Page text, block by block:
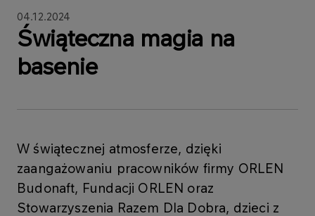
04.12.2024
Świąteczna magia na
basenie
W świątecznej atmosferze, dzięki
zaangażowaniu pracowników firmy ORLEN
Budonaft, Fundacji ORLEN oraz
Stowarzyszenia Razem Dla Dobra, dzieci z